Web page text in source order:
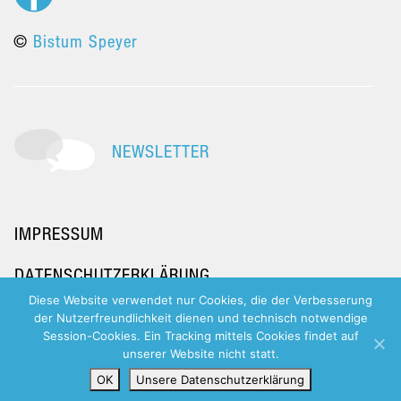
© Bistum Speyer
NEWSLETTER
IMPRESSUM
DATENSCHUTZERKLÄRUNG
Diese Website verwendet nur Cookies, die der Verbesserung
der Nutzerfreundlichkeit dienen und technisch notwendige
Session-Cookies. Ein Tracking mittels Cookies findet auf
unserer Website nicht statt.
OK
Unsere Datenschutzerklärung